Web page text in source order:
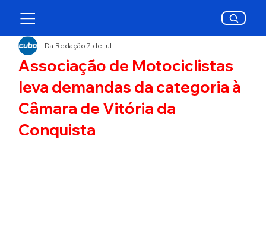
Associação de Motociclistas
leva demandas da categoria à
Câmara de Vitória da
Conquista
Da Redação7 de jul.